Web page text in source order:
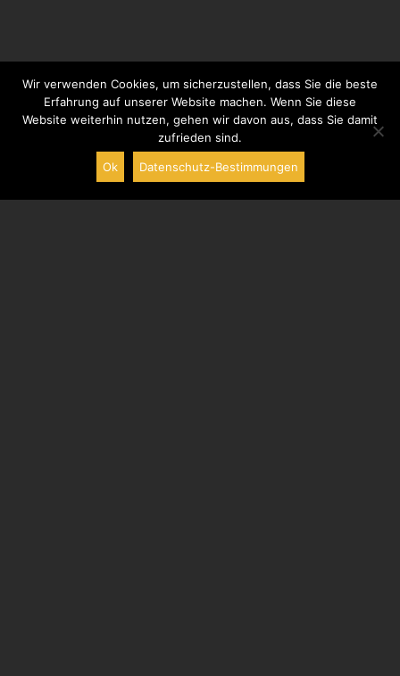
Wir verwenden Cookies, um sicherzustellen, dass Sie die beste
Erfahrung auf unserer Website machen. Wenn Sie diese
Website weiterhin nutzen, gehen wir davon aus, dass Sie damit
zufrieden sind.
Ok Datenschutz-Bestimmungen